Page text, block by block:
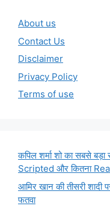
About us
Contact Us
Disclaimer
Privacy Policy
Terms of use
कपिल शर्मा शो का सबसे बड़ा
Scripted और कितना Real
आमिर खान की तीसरी शादी
फतवा